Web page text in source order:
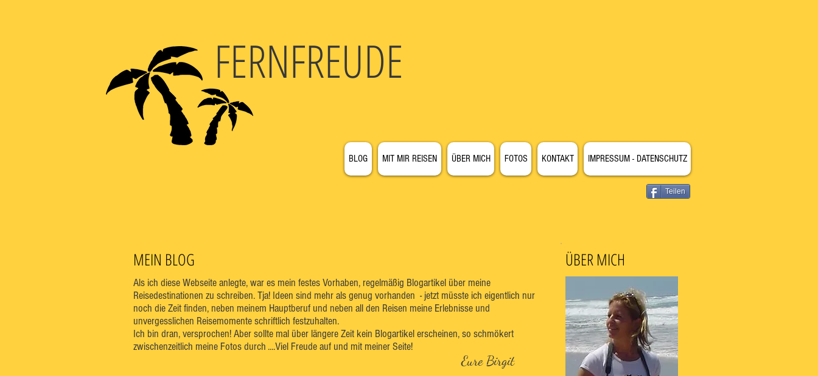
FERNFREUDE
BLOG MIT MIR REISEN ÜBER MICH FOTOS KONTAKT IMPRESSUM - DATENSCHUTZ
Teilen
MEIN BLOG
Als ich diese Webseite anlegte, war es mein festes Vorhaben, regelmäßig Blogartikel über meine
Reisedestinationen zu schreiben. Tja! Ideen sind mehr als genug vorhanden - jetzt müsste ich eigentlich nur
noch die Zeit finden, neben meinem Hauptberuf und neben all den Reisen meine Erlebnisse und
unvergesslichen Reisemomente schriftlich festzuhalten.
Ich bin dran, versprochen! Aber sollte mal über längere Zeit kein Blogartikel erscheinen, so schmökert
zwischenzeitlich meine Fotos durch ....Viel Freude auf und mit meiner Seite!
Eure Birgit
ÜBER MICH